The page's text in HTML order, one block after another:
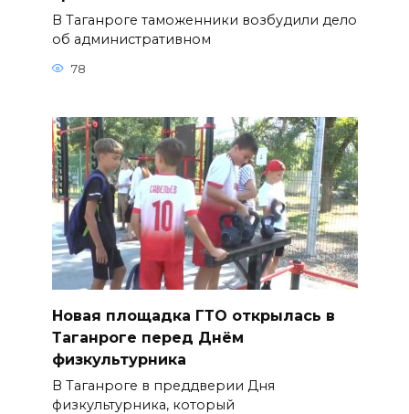
В Таганроге таможенники возбудили дело
об административном
78
Новая площадка ГТО открылась в
Таганроге перед Днём
физкультурника
В Таганроге в преддверии Дня
физкультурника, который